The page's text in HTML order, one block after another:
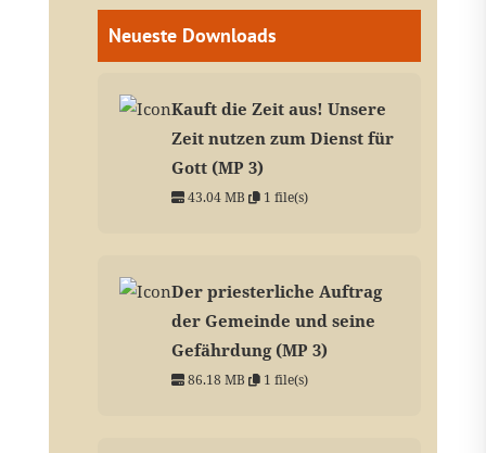
Neueste Downloads
Kauft die Zeit aus! Unsere
Zeit nutzen zum Dienst für
Gott (MP 3)
43.04 MB 1 file(s)
Der priesterliche Auftrag
der Gemeinde und seine
Gefährdung (MP 3)
86.18 MB 1 file(s)